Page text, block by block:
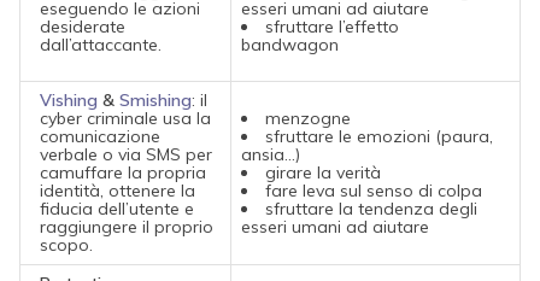
eseguendo le azioni
desiderate
dall’attaccante.
esseri umani ad aiutare
sfruttare l’effetto
bandwagon
Vishing & Smishing: il
cyber criminale usa la
comunicazione
verbale o via SMS per
camuffare la propria
identità, ottenere la
fiducia dell’utente e
raggiungere il proprio
scopo.
menzogne
sfruttare le emozioni (paura,
ansia…)
girare la verità
fare leva sul senso di colpa
sfruttare la tendenza degli
esseri umani ad aiutare